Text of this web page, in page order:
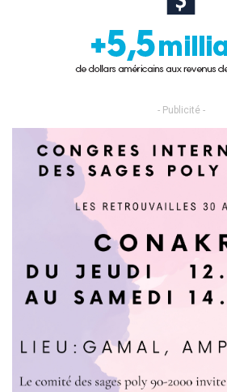
- Publicité -